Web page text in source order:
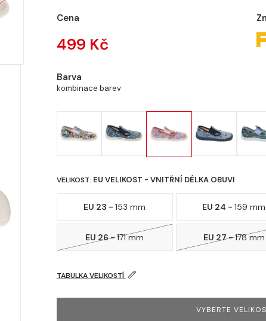
Cena
499 Kč
Barva
kombinace barev
VELIKOST: EU VELIKOST - VNITŘNÍ DÉLKA OBUVI
EU 23 -153 mm EU 24 -159 mm
EU 26 -171 mm EU 27 -178 mm
TABULKA VELIKOSTÍ
VYBERTE